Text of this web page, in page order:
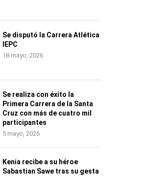
Se disputó la Carrera Atlética
IEPC
18 mayo, 2026
Se realiza con éxito la
Primera Carrera de la Santa
Cruz con más de cuatro mil
participantes
5 mayo, 2026
Kenia recibe a su héroe
Sabastian Sawe tras su gesta